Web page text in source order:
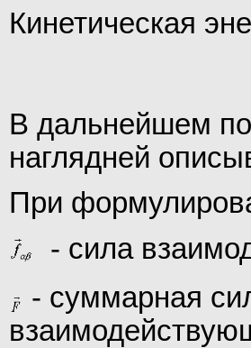
Кинетическая
В дальнейшем
наглядней
При
- сила
- суммарная